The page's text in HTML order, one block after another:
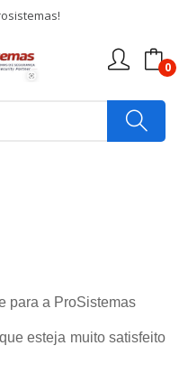
0
para a ProSistemas
esteja muito satisfeito